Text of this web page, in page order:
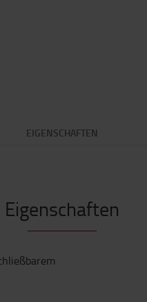
EIGENSCHAFTEN
Eigenschaften